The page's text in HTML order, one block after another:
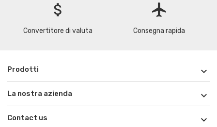
attach_money
Convertitore di valuta
flight
Consegna rapida
Prodotti 
La nostra azienda 
Contact us 